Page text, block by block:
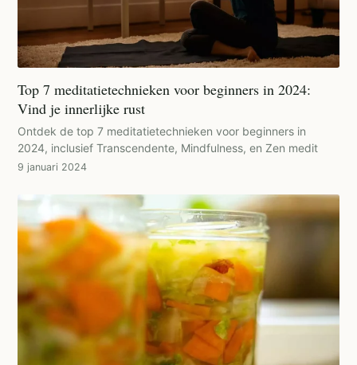
Top 7 meditatietechnieken voor beginners in 2024:
Vind je innerlijke rust
Ontdek de top 7 meditatietechnieken voor beginners in
2024, inclusief Transcendente, Mindfulness, en Zen medit
9 januari 2024